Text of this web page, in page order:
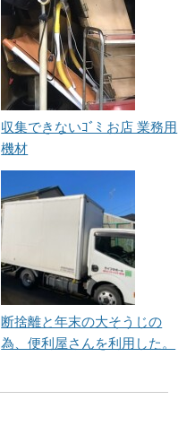
収集できないｺﾞﾐ お店 業務用
機材
断捨離と年末の大そうじの
為、便利屋さんを利用した。